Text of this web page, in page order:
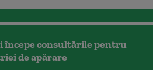
începe consultările pentru
de apărare